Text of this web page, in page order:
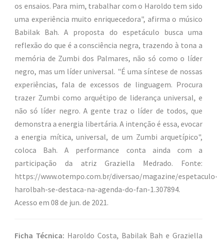
os ensaios. Para mim, trabalhar com o Haroldo tem sido
uma experiência muito enriquecedora", afirma o músico
Babilak Bah. A proposta do espetáculo busca uma
reflexão do que é a consciência negra, trazendo à tona a
memória de Zumbi dos Palmares, não só como o líder
negro, mas um líder universal. "É uma síntese de nossas
experiências, fala de excessos de linguagem. Procura
trazer Zumbi como arquétipo de liderança universal, e
não só líder negro. A gente traz o líder de todos, que
demonstra a energia libertária. A intenção é essa, evocar
a energia mítica, universal, de um Zumbi arquetípico",
coloca Bah. A performance conta ainda com a
participação da atriz Graziella Medrado. Fonte:
https://www.otempo.com.br/diversao/magazine/
harolbah-se-destaca-na-agenda-do-fan-1.307894.
Acesso em 08 de jun. de 2021.
Ficha Técnica: Haroldo Costa, Babilak Bah e Graziella